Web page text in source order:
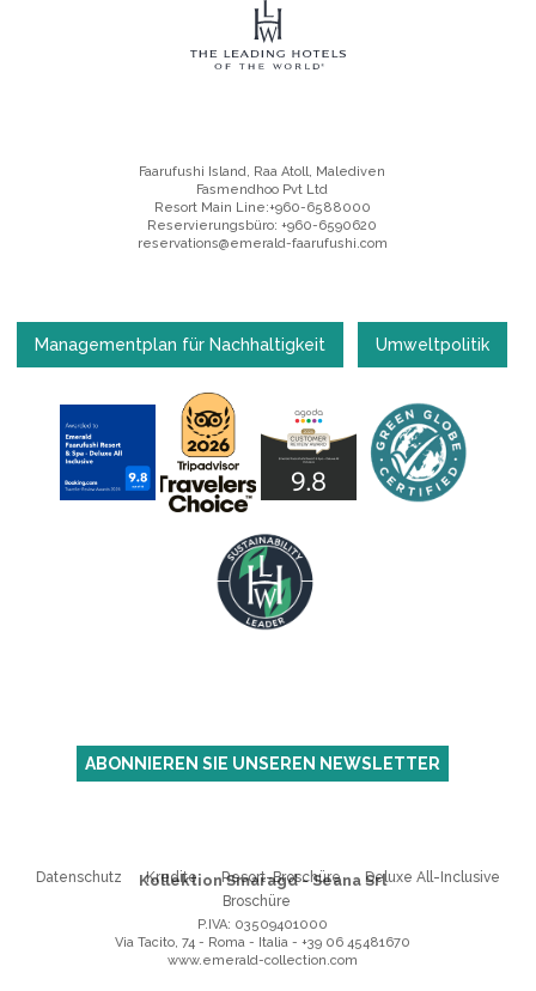
Faarufushi Island, Raa Atoll, Malediven
Fasmendhoo Pvt Ltd
Resort Main Line:+960-6588000
Reservierungsbüro: +960-6590620
reservations@emerald-faarufushi.com
Managementplan für Nachhaltigkeit Umweltpolitik
ABONNIEREN SIE UNSEREN NEWSLETTER
Datenschutz Kredite Resort-Broschüre
Deluxe All-Inclusive
Broschüre
Kollektion Smaragd - Seana Srl
P.IVA: 03509401000
Via Tacito, 74 - Roma - Italia- +39 06 45481670
www.emerald-collection.com